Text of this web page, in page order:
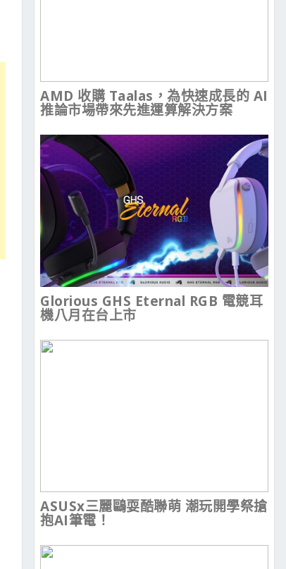
AMD 收購 Taalas，為快速成長的 AI
推論市場帶來先進運算解決方案
Glorious GHS Eternal RGB 電競耳
機八月在台上市
ASUSx三麗鷗耍酷聯萌 潮玩開學祭搶
抱AI筆電！